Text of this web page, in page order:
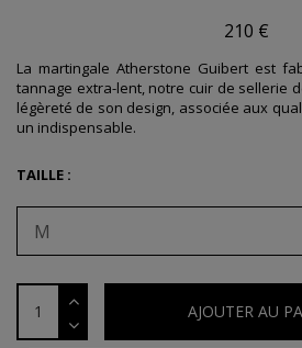
210 €
La martingale Atherstone Guibert est
tannage extra-lent, notre cuir de sellerie
légèreté de son design, associée aux
un indispensable.
TAILLE :
M
AJOUTER AU